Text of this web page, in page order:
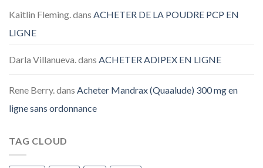
Kaitlin Fleming. dans ACHETER DE LA POUDRE PCP EN
LIGNE
Darla Villanueva. dans ACHETER ADIPEX EN LIGNE
Rene Berry. dans Acheter Mandrax (Quaalude) 300 mg en
ligne sans ordonnance
TAG CLOUD